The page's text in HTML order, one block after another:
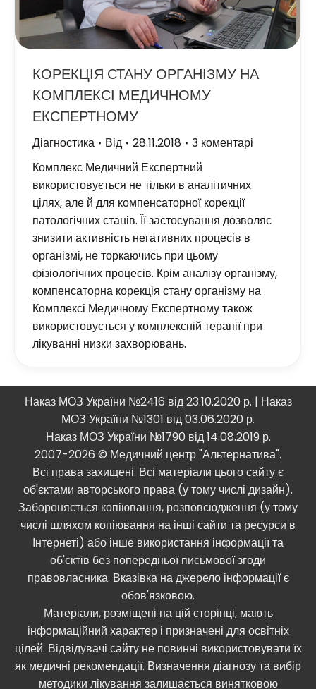
КОРЕКЦІЯ СТАНУ ОРГАНІЗМУ НА
КОМПЛЕКСІ МЕДИЧНОМУ
ЕКСПЕРТНОМУ
Діагностика Від 28.11.2018
3 коментарі
Комплекс Медичний Експертний
використовується не тільки в аналітичних
цілях, але й для компенсаторної корекції
патологічних станів. Її застосування дозволяє
знизити активність негативних процесів в
організмі, не торкаючись при цьому
фізіологічних процесів. Крім аналізу організму,
компенсаторна корекція стану організму на
Комплексі Медичному Експертному також
використовується у комплексній терапії при
лікуванні низки захворювань.
Наказ МОЗ України №2416 від 23.10.2020 р. | Наказ
МОЗ України №1301 від 03.06.2020 р.
Наказ МОЗ України №1790 від 14.08.2019 р.
2007-2026 © Медичний центр "Альтернатива".
Всі права захищені. Всі матеріали цього сайту є
об'єктами авторського права (у тому числі дизайн).
Забороняється копіювання, розповсюдження (у тому
числі шляхом копіювання на інші сайти та ресурси в
Інтернеті) або інше використання інформації та
об'єктів без попередньої письмової згоди
правовласника. Вказівка ​​на джерело інформації є
обов'язковою.
Матеріали, розміщені на цій сторінці, мають
інформаційний характер і призначені для освітніх
цілей. Відвідувачі сайту не повинні використовувати їх
як медичні рекомендації. Визначення діагнозу та вибір
методики лікування залишається винятковою